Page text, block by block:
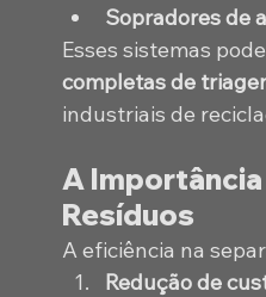
Sopradores de
Esses sistemas
completas de
industriais de
A
Resíduos
A eficiência na
Redução de